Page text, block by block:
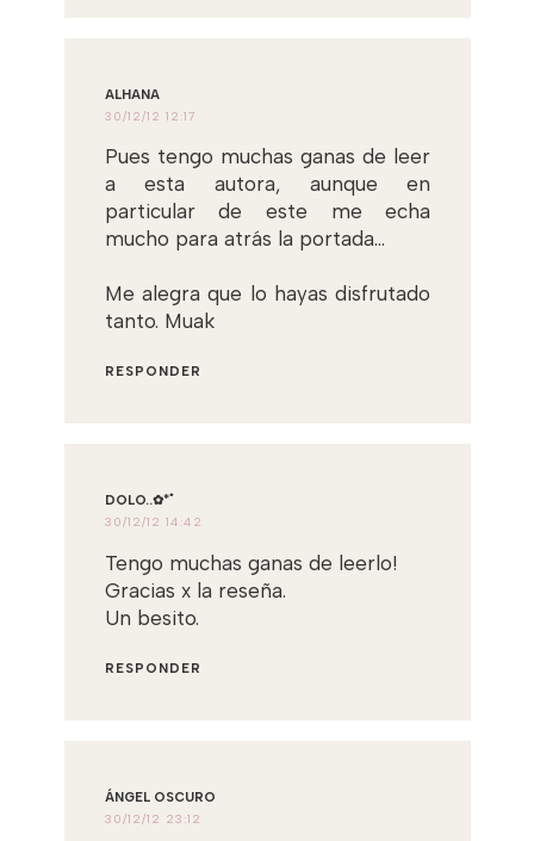
ALHANA
30/12/12 12:17
Pues tengo muchas ganas de leer
a esta autora, aunque en
particular de este me echa
mucho para atrás la portada...
Me alegra que lo hayas disfrutado
tanto. Muak
RESPONDER
DOLO..✿*ﾟ
30/12/12 14:42
Tengo muchas ganas de leerlo!
Gracias x la reseña.
Un besito.
RESPONDER
ÁNGEL OSCURO
30/12/12 23:12